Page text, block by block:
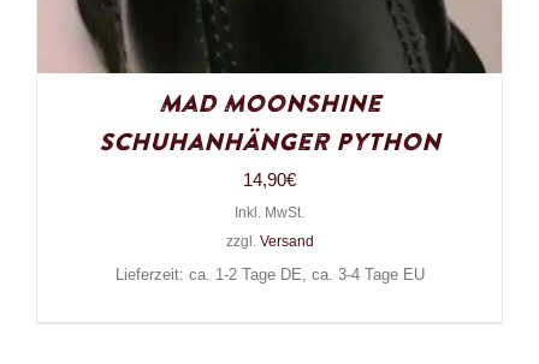
Mad Moonshine
Schuhanhänger Python
14,90€
Inkl. MwSt.
zzgl. Versand
Lieferzeit: ca. 1-2 Tage DE, ca. 3-4 Tage EU